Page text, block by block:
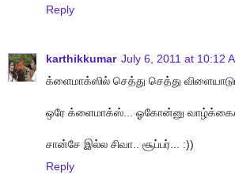
Reply
karthikkumar July 6, 2011 at 10:12
க்ளைமாக்ஸில் செத்து செத்து
ஒரே க்ளைமாக்ஸ்... ஓகோன்னு
சான்சே இல்ல சிவா.. சூப்பர்... :))
Reply